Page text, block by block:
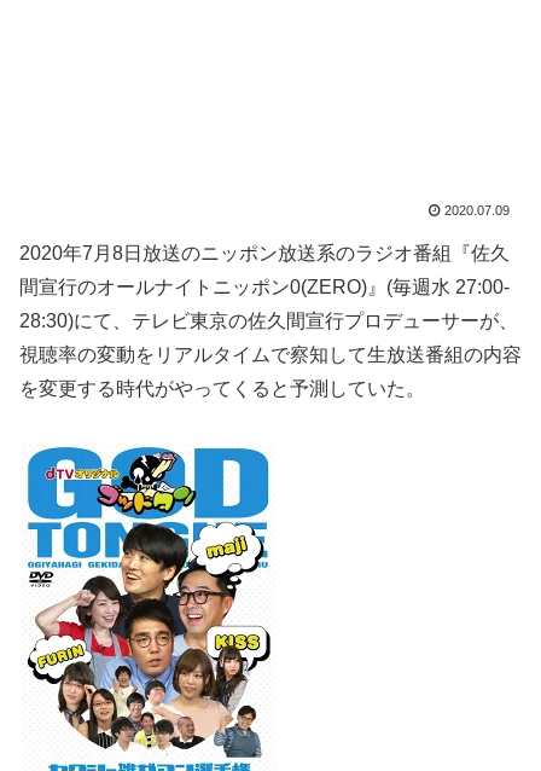
2020.07.09
2020年7月8日放送のニッポン放送系のラジオ番組『佐久
間宣行のオールナイトニッポン0(ZERO)』(毎週水 27:00-
28:30)にて、テレビ東京の佐久間宣行プロデューサーが、
視聴率の変動をリアルタイムで察知して生放送番組の内容
を変更する時代がやってくると予測していた。